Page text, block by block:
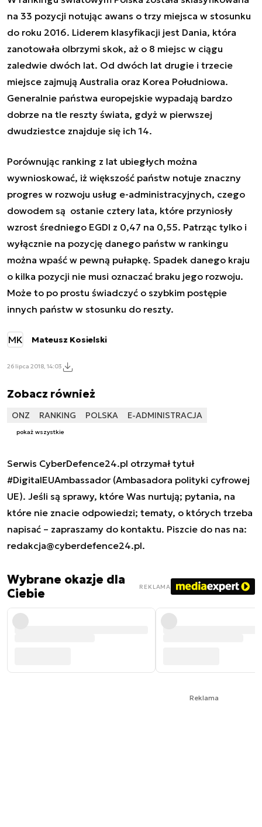
na 33 pozycji notując awans o trzy miejsca w stosunku
do roku 2016. Liderem klasyfikacji jest Dania, która
zanotowała olbrzymi skok, aż o 8 miejsc w ciągu
zaledwie dwóch lat. Od dwóch lat drugie i trzecie
miejsce zajmują Australia oraz Korea Południowa.
Generalnie państwa europejskie wypadają bardzo
dobrze na tle reszty świata, gdyż w pierwszej
dwudziestce znajduje się ich 14.
Porównując ranking z lat ubiegłych można
wywnioskować, iż większość państw notuje znaczny
progres w rozwoju usług e-administracyjnych, czego
dowodem są ostanie cztery lata, które przyniosły
wzrost średniego EGDI z 0,47 na 0,55. Patrząc tylko i
wyłącznie na pozycję danego państw w rankingu
można wpaść w pewną pułapkę. Spadek danego kraju
o kilka pozycji nie musi oznaczać braku jego rozwoju.
Może to po prostu świadczyć o szybkim postępie
innych państw w stosunku do reszty.
MK Mateusz Kosielski
26 lipca 2018, 14:03
Zobacz również
ONZ RANKING POLSKA E-ADMINISTRACJA
pokaż wszystkie
Serwis CyberDefence24.pl otrzymał tytuł
#DigitalEUAmbassador (Ambasadora polityki cyfrowej
UE). Jeśli są sprawy, które Was nurtują; pytania, na
które nie znacie odpowiedzi; tematy, o których trzeba
napisać – zapraszamy do kontaktu. Piszcie do nas na:
redakcja@cyberdefence24.pl.
Wybrane okazje dla
Ciebie
REKLAMA
Reklama